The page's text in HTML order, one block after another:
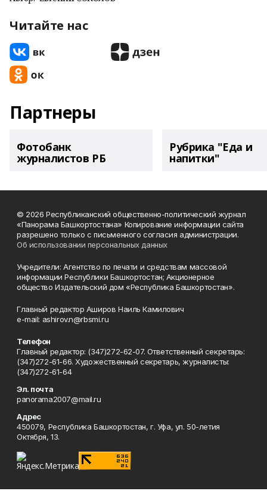
Читайте нас
Партнеры
Фотобанк
журналистов РБ
Рубрика "Еда и
напитки"
© 2026 Республиканский общественно-политический журнал
«Панорама Башкортостана» Копирование информации сайта
разрешено только с письменного согласия администрации.
Об использовании персональных данных
Учредители: Агентство по печати и средствам массовой
информации Республики Башкортостан; Акционерное
общество Издательский дом «Республика Башкортостан».
Главный редактор Аширов Наиль Камилович
e-mail: ashirov.n@rbsmi.ru
Телефон
Главный редактор: (347)272-62-07. Ответственный секретарь:
(347)272-61-66. Художественный секретарь, журналисты:
(347)272-61-64
Эл. почта
panorama2007@mail.ru
Адрес
450079, Республика Башкортостан, г. Уфа, ул. 50-летия
Октября, 13.